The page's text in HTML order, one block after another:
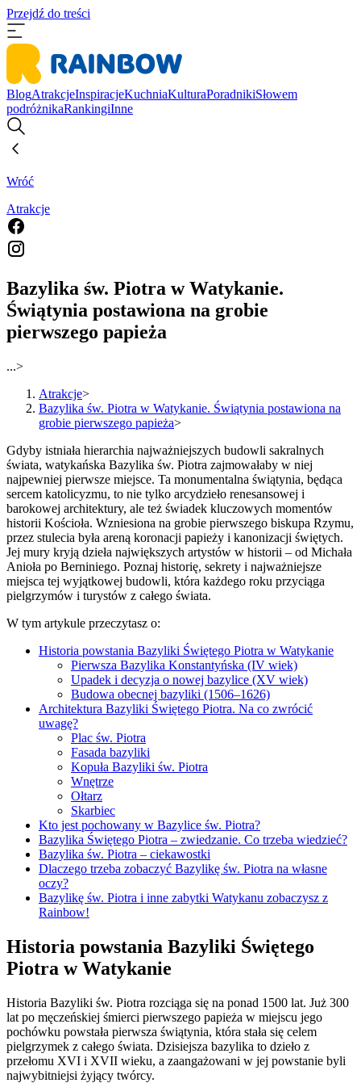
Przejdź do treści
BlogAtrakcjeInspiracjeKuchniaKulturaPoradnikiSłowem
podróżnikaRankingiInne
Wróć
Atrakcje
Bazylika św. Piotra w Watykanie.
Świątynia postawiona na grobie
pierwszego papieża
...>
Atrakcje>
Bazylika św. Piotra w Watykanie. Świątynia postawiona na
grobie pierwszego papieża>
Gdyby istniała hierarchia najważniejszych budowli sakralnych
świata, watykańska Bazylika św. Piotra zajmowałaby w niej
najpewniej pierwsze miejsce. Ta monumentalna świątynia, będąca
sercem katolicyzmu, to nie tylko arcydzieło renesansowej i
barokowej architektury, ale też świadek kluczowych momentów
historii Kościoła. Wzniesiona na grobie pierwszego biskupa Rzymu,
przez stulecia była areną koronacji papieży i kanonizacji świętych.
Jej mury kryją dzieła największych artystów w historii – od Michała
Anioła po Berniniego. Poznaj historię, sekrety i najważniejsze
miejsca tej wyjątkowej budowli, która każdego roku przyciąga
pielgrzymów i turystów z całego świata.
W tym artykule przeczytasz o:
Historia powstania Bazyliki Świętego Piotra w Watykanie
Pierwsza Bazylika Konstantyńska (IV wiek)
Upadek i decyzja o nowej bazylice (XV wiek)
Budowa obecnej bazyliki (1506–1626)
Architektura Bazyliki Świętego Piotra. Na co zwrócić
uwagę?
Plac św. Piotra
Fasada bazyliki
Kopuła Bazyliki św. Piotra
Wnętrze
Ołtarz
Skarbiec
Kto jest pochowany w Bazylice św. Piotra?
Bazylika Świętego Piotra – zwiedzanie. Co trzeba wiedzieć?
Bazylika św. Piotra – ciekawostki
Dlaczego trzeba zobaczyć Bazylikę św. Piotra na własne
oczy?
Bazylikę św. Piotra i inne zabytki Watykanu zobaczysz z
Rainbow!
Historia powstania Bazyliki Świętego
Piotra w Watykanie
Historia Bazyliki św. Piotra rozciąga się na ponad 1500 lat. Już 300
lat po męczeńskiej śmierci pierwszego papieża w miejscu jego
pochówku powstała pierwsza świątynia, która stała się celem
pielgrzymek z całego świata. Dzisiejsza bazylika to dzieło z
przełomu XVI i XVII wieku, a zaangażowani w jej powstanie byli
najwybitniejsi żyjący twórcy.